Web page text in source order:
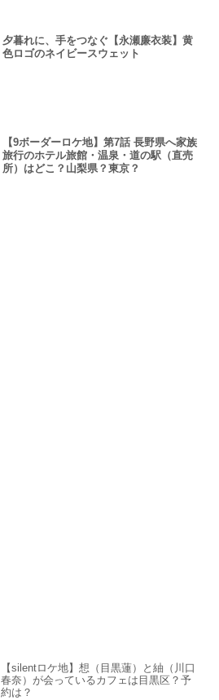
夕暮れに、手をつなぐ【永瀬廉衣装】黄
色ロゴのネイビースウェット
【9ボーダーロケ地】第7話 長野県へ家族
旅行のホテル旅館・温泉・道の駅（直売
所）はどこ？山梨県？東京？
【silentロケ地】想（目黒蓮）と紬（川口
春奈）が会っているカフェは目黒区？予
約は？